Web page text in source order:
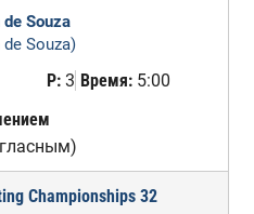
Souza
Souza)
Р:3 Время:5:00
Championships 32